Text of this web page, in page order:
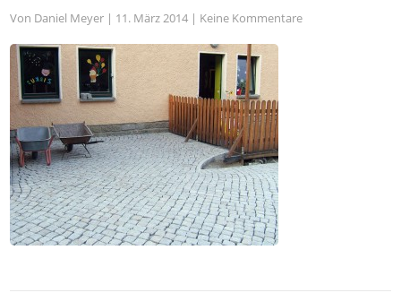
Von Daniel Meyer | 11. März 2014 | Keine Kommentare